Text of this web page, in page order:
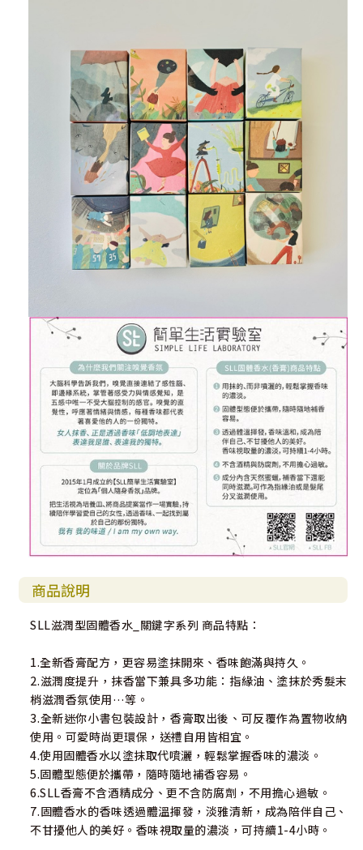
商品說明
SLL滋潤型固體香水_關鍵字系列 商品特點：
1.全新香膏配方，更容易塗抹開來、香味飽滿與持久。
2.滋潤度提升，抹香當下兼具多功能：指緣油、塗抹於秀髮末
梢滋潤香氛使用…等。
3.全新迷你小書包裝設計，香膏取出後、可反覆作為置物收納
使用。可愛時尚更環保，送禮自用皆相宜。
4.使用固體香水以塗抹取代噴灑，輕鬆掌握香味的濃淡。
5.固體型態便於攜帶，隨時隨地補香容易。
6.SLL香膏不含酒精成分、更不含防腐劑，不用擔心過敏。
7.固體香水的香味透過體溫揮發，淡雅清新，成為陪伴自己、
不甘擾他人的美好。香味視取量的濃淡，可持續1-4小時。